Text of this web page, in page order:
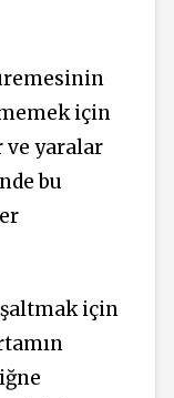
için
ve yaralar
bu
için